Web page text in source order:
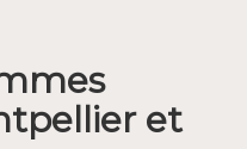
et